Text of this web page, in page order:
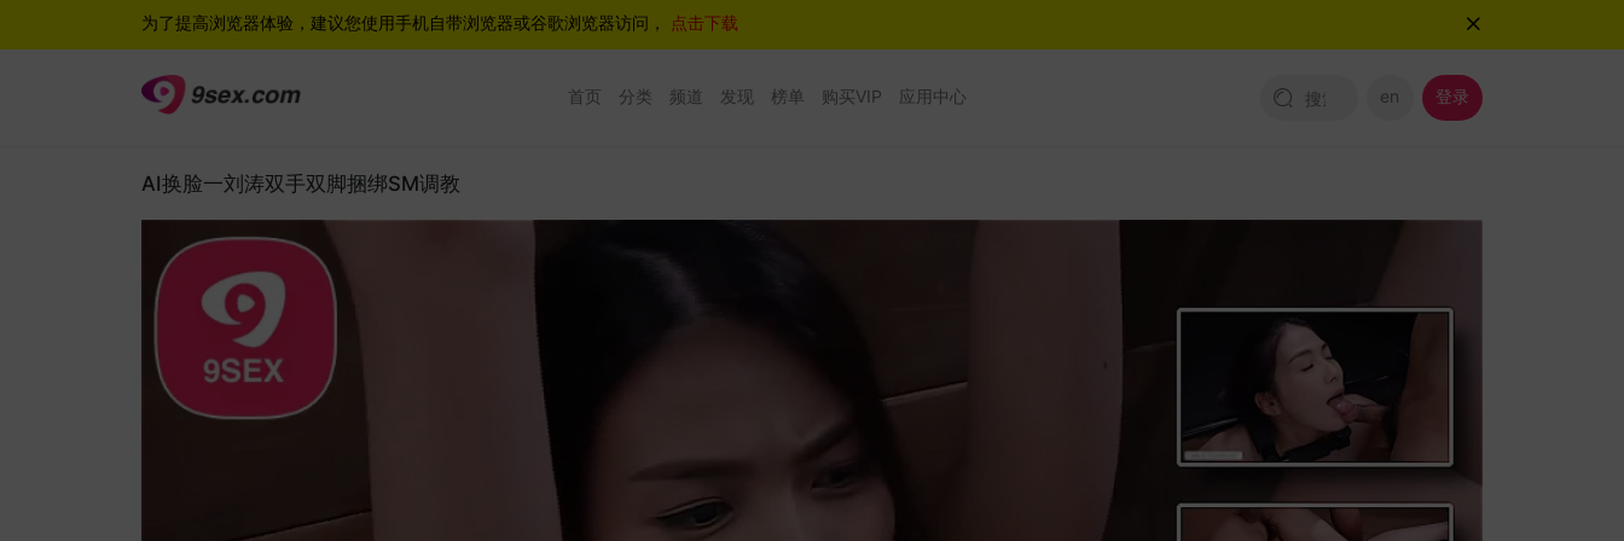
为了提高浏览器体验，建议您使用手机自带浏览器或谷歌浏览器访问， 点击下载
首页 分类 频道 发现 榜单 购买VIP 应用中心 en 登录
AI换脸一刘涛双手双脚捆绑SM调教